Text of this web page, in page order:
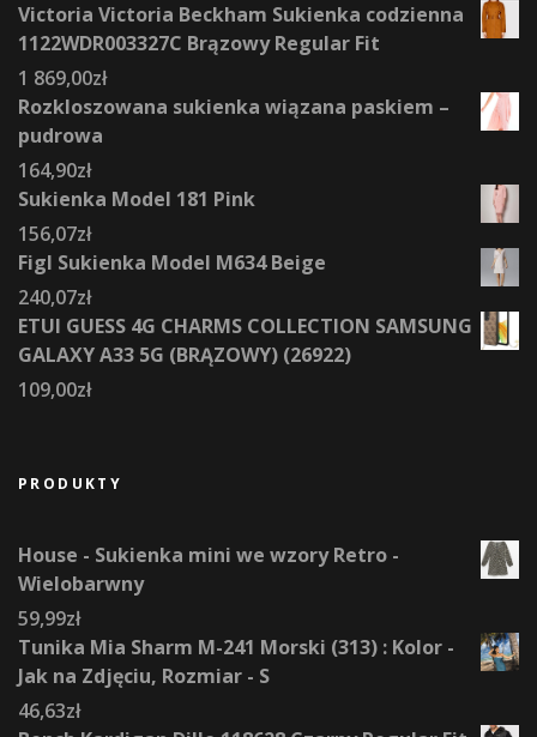
Victoria Victoria Beckham Sukienka codzienna
1122WDR003327C Brązowy Regular Fit
1 869,00zł
Rozkloszowana sukienka wiązana paskiem –
pudrowa
164,90zł
Sukienka Model 181 Pink
156,07zł
Figl Sukienka Model M634 Beige
240,07zł
ETUI GUESS 4G CHARMS COLLECTION SAMSUNG
GALAXY A33 5G (BRĄZOWY) (26922)
109,00zł
PRODUKTY
House - Sukienka mini we wzory Retro -
Wielobarwny
59,99zł
Tunika Mia Sharm M-241 Morski (313) : Kolor -
Jak na Zdjęciu, Rozmiar - S
46,63zł